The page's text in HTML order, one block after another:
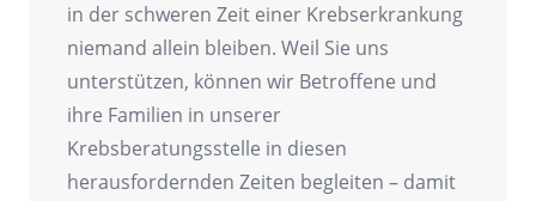
in der schweren Zeit einer Krebserkrankung
niemand allein bleiben. Weil Sie uns
unterstützen, können wir Betroffene und
ihre Familien in unserer
Krebsberatungsstelle in diesen
herausfordernden Zeiten begleiten – damit